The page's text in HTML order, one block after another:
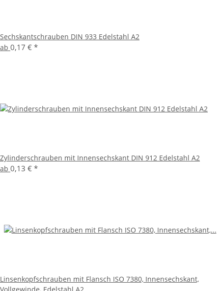
Sechskantschrauben DIN 933 Edelstahl A2
ab 0,17 € *
Zylinderschrauben mit Innensechskant DIN 912 Edelstahl A2
ab 0,13 € *
Linsenkopfschrauben mit Flansch ISO 7380, Innensechskant,